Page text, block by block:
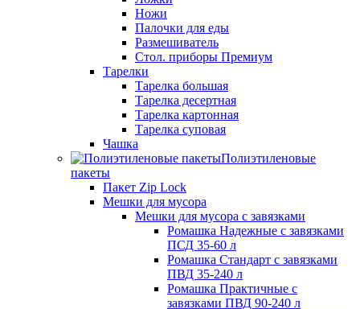
Ножи
Палочки для еды
Размешиватель
Стол. приборы Премиум
Тарелки
Тарелка большая
Тарелка десертная
Тарелка картонная
Тарелка суповая
Чашка
Полиэтиленовые
пакеты
Пакет Zip Lock
Мешки для мусора
Мешки для мусора с завязками
Ромашка Надежные с завязками
ПСД 35-60 л
Ромашка Стандарт с завязками
ПВД 35-240 л
Ромашка Практичные с
завязками ПВД 90-240 л